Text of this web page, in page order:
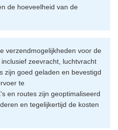
de hoeveelheid van de
verzendmogelijkheden voor de
zeevracht, luchtvracht
zijn goed geladen en bevestigd
te
en routes zijn geoptimaliseerd
en tegelijkertijd de kosten